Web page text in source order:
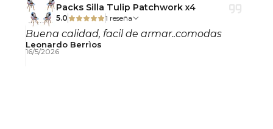
Packs Silla Tulip Patchwork x4
5.0 1 reseña
Buena calidad, facil de armar..comodas
Leonardo Berrìos
16/5/2026